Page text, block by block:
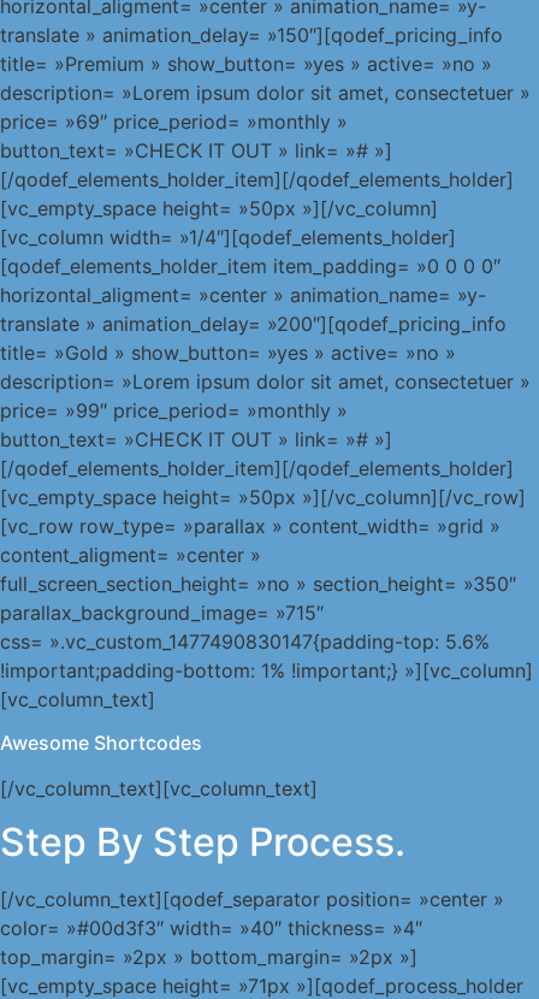
horizontal_aligment= »center » animation_name= »y-
translate » animation_delay= »150″][qodef_pricing_info
title= »Premium » show_button= »yes » active= »no »
description= »Lorem ipsum dolor sit amet, consectetuer »
price= »69″ price_period= »monthly »
button_text= »CHECK IT OUT » link= »# »]
[/qodef_elements_holder_item][/qodef_elements_holder]
[vc_empty_space height= »50px »][/vc_column]
[vc_column width= »1/4″][qodef_elements_holder]
[qodef_elements_holder_item item_padding= »0 0 0 0″
horizontal_aligment= »center » animation_name= »y-
translate » animation_delay= »200″][qodef_pricing_info
title= »Gold » show_button= »yes » active= »no »
description= »Lorem ipsum dolor sit amet, consectetuer »
price= »99″ price_period= »monthly »
button_text= »CHECK IT OUT » link= »# »]
[/qodef_elements_holder_item][/qodef_elements_holder]
[vc_empty_space height= »50px »][/vc_column][/vc_row]
[vc_row row_type= »parallax » content_width= »grid »
content_aligment= »center »
full_screen_section_height= »no » section_height= »350″
parallax_background_image= »715″
css= ».vc_custom_1477490830147{padding-top: 5.6%
!important;padding-bottom: 1% !important;} »][vc_column]
[vc_column_text]
Awesome Shortcodes
[/vc_column_text][vc_column_text]
Step By Step Process.
[/vc_column_text][qodef_separator position= »center »
color= »#00d3f3″ width= »40″ thickness= »4″
top_margin= »2px » bottom_margin= »2px »]
[vc_empty_space height= »71px »][qodef_process_holder